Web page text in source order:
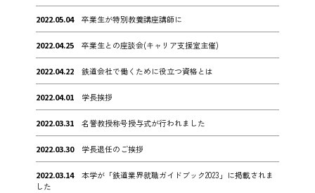
2022.05.04 卒業生が特別教養講座講師に
2022.04.25 卒業生との座談会(キャリア支援室主催)
2022.04.22 鉄道会社で働くために役立つ資格とは
2022.04.01 学長挨拶
2022.03.31 名誉教授称号授与式が行われました
2022.03.30 学長退任のご挨拶
2022.03.14
本学が「鉄道業界就職ガイドブック2023」に掲載されま
した